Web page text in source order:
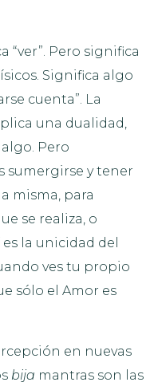
“ver”. Pero significa
Significa algo
cuenta”. La
una dualidad,
Pero
sumergirse y tener
misma, para
se realiza, o
es la unicidad del
ves tu propio
sólo el Amor es
en nuevas
bija mantras son las